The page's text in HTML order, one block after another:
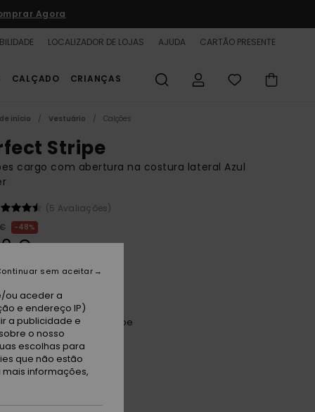
Agora
LOCALIZADOR DE LOJAS AJUDA CARTÃO PRESENTE
CALÇADO CRIANÇAS
início Vestuário Calções
Stripe
cargo com abertura na costura lateral Azul
(5 Avaliações)
48%
€
Turquoise Small Stripe
ou aceder a
e endereço IP)
a publicidade e
o nosso
escolhas para
que não estão
informações,
sem aceitar